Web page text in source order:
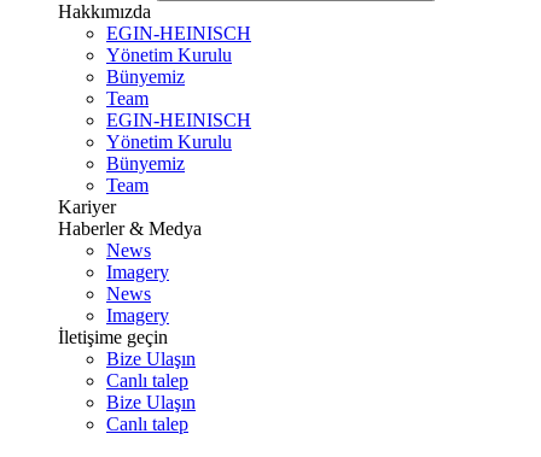
Hakkımızda
EGIN-HEINISCH
Yönetim Kurulu
Bünyemiz
Team
EGIN-HEINISCH
Yönetim Kurulu
Bünyemiz
Team
Kariyer
Haberler & Medya
News
Imagery
News
Imagery
İletişime geçin
Bize Ulaşın
Canlı talep
Bize Ulaşın
Canlı talep